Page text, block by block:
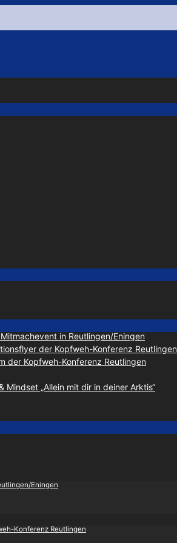
in Reutlingen/Eningen
der Kopfweh-Konferenz Reutlingen
der Kopfweh-Konferenz Reutlingen
„Allein mit dir in deiner Arktis“
Eningen
Konferenz Reutlingen